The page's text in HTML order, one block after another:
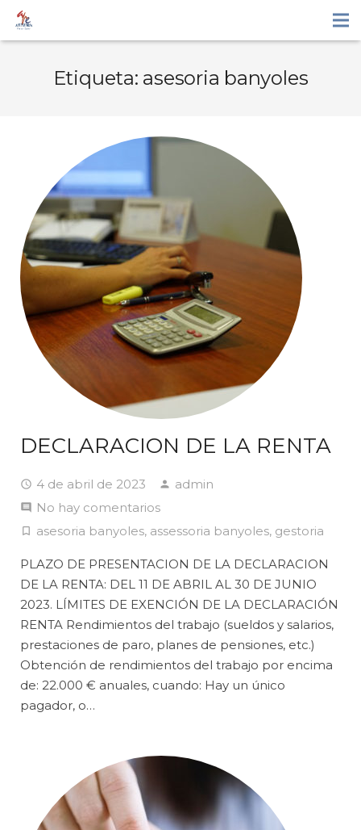
Etiqueta: asesoria banyoles
DECLARACION DE LA RENTA
4 de abril de 2023
admin
No hay comentarios
asesoria banyoles, assessoria banyoles, gestoria
PLAZO DE PRESENTACION DE LA DECLARACION
DE LA RENTA: DEL 11 DE ABRIL AL 30 DE JUNIO
2023. LÍMITES DE EXENCIÓN DE LA DECLARACIÓN
RENTA Rendimientos del trabajo (sueldos y salarios,
prestaciones de paro, planes de pensiones, etc.)
Obtención de rendimientos del trabajo por encima
de: 22.000 € anuales, cuando: Hay un único
pagador, o…